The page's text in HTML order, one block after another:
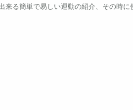
来る簡単で易しい運動の紹介、その時に
運動用語、健康関連用語についても説